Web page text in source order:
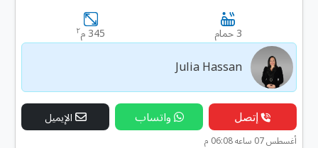
3 حمام 345 م ٢
Julia Hassan
إتصل واتساب الإيميل
أغسطس 07 ساعه 06:08 م